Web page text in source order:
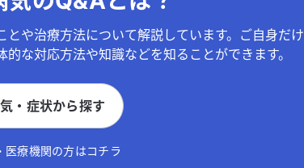
や治療方法について解説しています。ご自身だけ
な対応方法や知識などを知ることができます。
・症状から探す
医療機関の方はコチラ